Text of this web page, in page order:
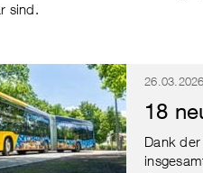
sind.
18
Dank